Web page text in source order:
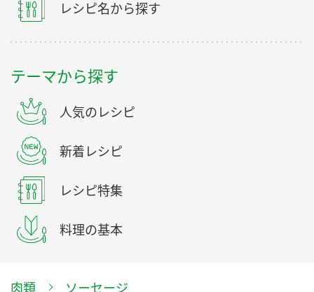
レシピ名から探す
テーマから探す
人気のレシピ
新着レシピ
レシピ特集
料理の基本
肉類 ソーセージ